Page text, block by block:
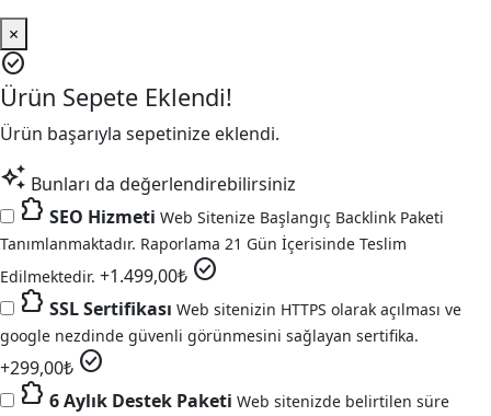
×
check_circle
Ürün Sepete Eklendi!
Ürün başarıyla sepetinize eklendi.
auto_awesome Bunları da değerlendirebilirsiniz
extension SEO Hizmeti Web Sitenize Başlangıç Backlink Paketi
Tanımlanmaktadır. Raporlama 21 Gün İçerisinde Teslim
Edilmektedir. +1.499,00₺ check_circle
extension SSL Sertifikası Web sitenizin HTTPS olarak açılması ve
google nezdinde güvenli görünmesini sağlayan sertifika.
+299,00₺ check_circle
extension 6 Aylık Destek Paketi Web sitenizde belirtilen süre